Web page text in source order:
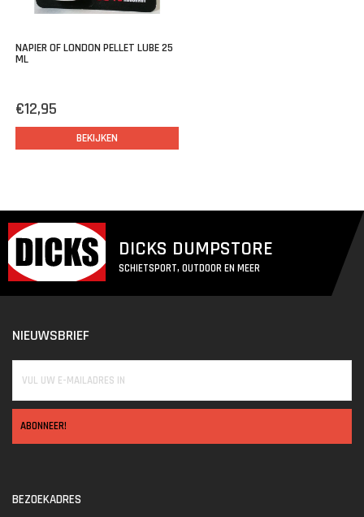
NAPIER OF LONDON PELLET LUBE 25
ML
€12,95
BEKIJKEN
DICKS DUMPSTORE
SCHIETSPORT, OUTDOOR EN MEER
NIEUWSBRIEF
ABONNEER!
BEZOEKADRES